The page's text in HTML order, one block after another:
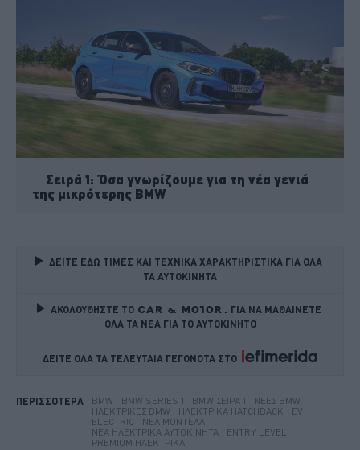
Σειρά 1: Όσα γνωρίζουμε για τη νέα γενιά
της μικρότερης BMW
ΔΕΙΤΕ ΕΔΩ ΤΙΜΕΣ ΚΑΙ ΤΕΧΝΙΚΑ ΧΑΡΑΚΤΗΡΙΣΤΙΚΑ ΓΙΑ ΟΛΑ
ΤΑ ΑΥΤΟΚΙΝΗΤΑ
ΑΚΟΛΟΥΘΗΣΤΕ ΤΟ
ΓΙΑ ΝΑ ΜΑΘΑΙΝΕΤΕ
ΟΛΑ ΤΑ ΝΕΑ ΓΙΑ ΤΟ ΑΥΤΟΚΙΝΗΤΟ
ΔΕΙΤΕ ΟΛΑ ΤΑ ΤΕΛΕΥΤΑΙΑ ΓΕΓΟΝΟΤΑ ΣΤΟ
ΠΕΡΙΣΣΟΤΕΡΑ BMW BMW SERIES 1 BMW ΣΕΙΡΆ 1
ΝΈΕΣ BMW
ΗΛΕΚΤΡΙΚΈΣ BMW
ΗΛΕΚΤΡΙΚΆ HATCHBACK
EV
ELECTRIC
ΝΈΑ ΜΟΝΤΈΛΑ
ΝΈΑ ΗΛΕΚΤΡΙΚΆ ΑΥΤΟΚΊΝΗΤΑ
ENTRY LEVEL
PREMIUM ΗΛΕΚΤΡΙΚΆ